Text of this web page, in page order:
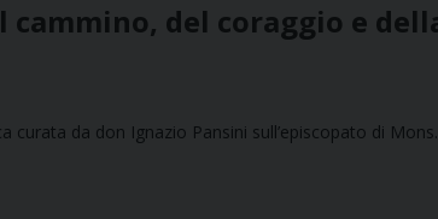
del coraggio e
curata da don Ignazio Pansini sull’episcopato di